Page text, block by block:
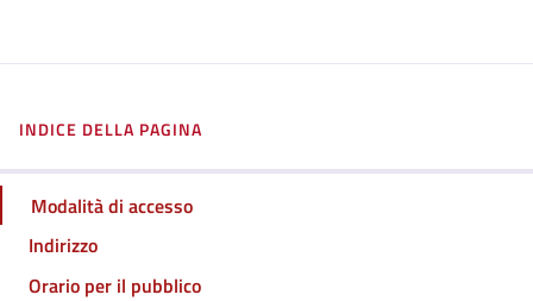
INDICE DELLA PAGINA
Modalità di accesso
Indirizzo
Orario per il pubblico